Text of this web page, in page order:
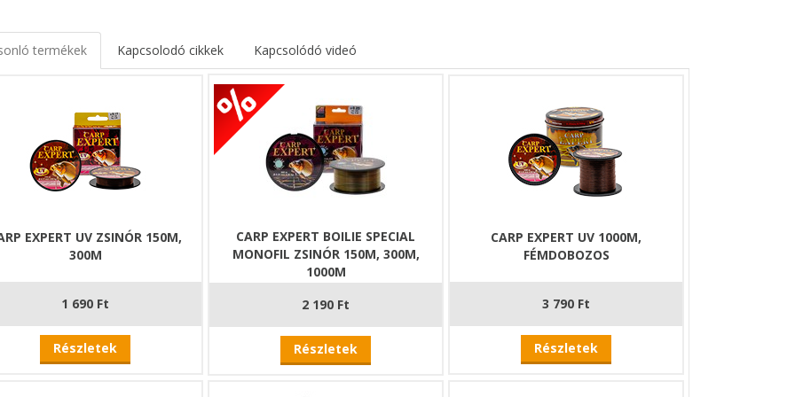
horgászatokra, ahol a stabilitás fontosabb, mint a szélsőséges teljesítmény
a 150 méteres és 300 méteres kiszereléseket?
méteres kiszerelés ideális választás általános, hétköznapi pontyhorgászathoz, ahol a dobástávolság mérsékelt, és nincs
nagy zsinórtartalékra a dobról. Ez a hossz jól használható kisebb és közepes méretű vizeken, illetve olyan
ahol a kezelhetőség és az egyszerűség az elsődleges szempont.
méteres kiszerelés már tágabb mozgásteret ad a pontyhorgászat során, különösen akkor, ha a dobástávolság vagy a
nagyobb zsinórtartalékot igényel. Ez a hossz ideális választás nagyobb tavakon, bányatavakon, valamint olyan
ahol a biztonságos fárasztás és a tartalék zsinór egyaránt fontos szempont.
termékek Kapcsolodó cikkek Kapcsolódó videó
EXPERT UV ZSINÓR 150M,
300M
1 690 Ft
Részletek
CARP EXPERT BOILIE SPECIAL
MONOFIL ZSINÓR 150M, 300M,
1000M
2 190 Ft
Részletek
CARP EXPERT UV 1000M,
FÉMDOBOZOS
3 790 Ft
Részletek